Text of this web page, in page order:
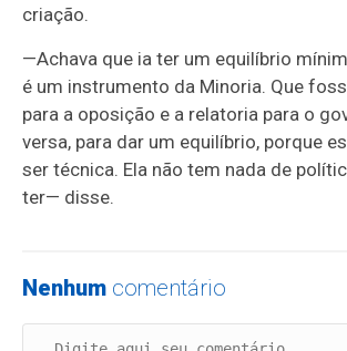
criação.
—Achava que ia ter um equilíbrio
é um instrumento da Minoria. Que
para a oposição e a relatoria para o
versa, para dar um equilíbrio, porque
ser técnica. Ela não tem nada de
ter— disse.
Nenhum comentário